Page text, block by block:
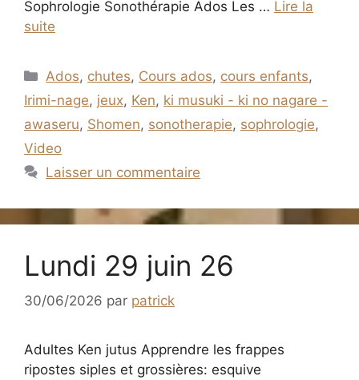
Sophrologie Sonothérapie Ados Les … Lire la
suite
Catégories
Ados, chutes, Cours ados, cours enfants,
Irimi-nage, jeux, Ken, ki musuki - ki no nagare -
awaseru, Shomen, sonotherapie, sophrologie,
Video
Laisser un commentaire
Lundi 29 juin 26
30/06/2026 par patrick
Adultes Ken jutus Apprendre les frappes
ripostes siples et grossières: esquive